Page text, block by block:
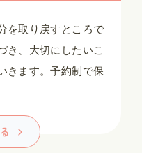
を取り戻すところで
き、大切にしたいこ
きます。予約制で保